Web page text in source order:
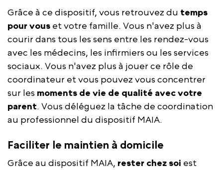
Grâce à ce dispositif, vous retrouvez du temps
pour vous et votre famille. Vous n'avez plus à
courir dans tous les sens entre les rendez-vous
avec les médecins, les infirmiers ou les services
sociaux. Vous n'avez plus à jouer ce rôle de
coordinateur et vous pouvez vous concentrer
sur les moments de vie de qualité avec votre
parent. Vous déléguez la tâche de coordination
au professionnel du dispositif MAIA.
Faciliter le maintien à domicile
Grâce au dispositif MAIA, rester chez soi est